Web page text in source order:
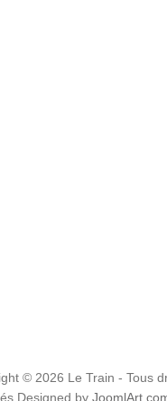
© 2026 Le Train - Tous
Designed by